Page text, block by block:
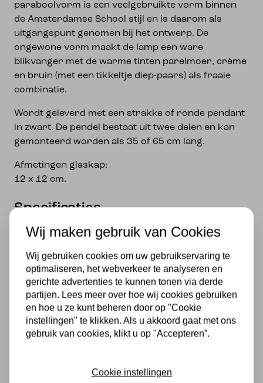
paraboolvorm is een veelgebruikte vorm binnen
de Amsterdamse School stijl en is daarom als
uitgangspunt genomen bij het ontwerp. De
ongewone vorm maakt de lamp een ware
blikvanger met de warme tinten parelmoer, crème
en bruin (met een tikkeltje diep-paars) als fraaie
combinatie.
Wordt geleverd met een strakke of ronde pendant
in zwart. De pendel bestaat uit twee delen en kan
gemonteerd worden als 35 of 65 cm lang.
Afmetingen glaskap:
12 x 12 cm.
Specificaties
Merk
Art Deco Trade
Materiaal
Glas
Voeding
Wij maken gebruik van Cookies
Wij gebruiken cookies om uw gebruikservaring te
optimaliseren, het webverkeer te analyseren en
gerichte advertenties te kunnen tonen via derde
partijen. Lees meer over hoe wij cookies gebruiken
en hoe u ze kunt beheren door op "Cookie
instellingen" te klikken. Als u akkoord gaat met ons
gebruik van cookies, klikt u op "Accepteren”.
Cookie instellingen